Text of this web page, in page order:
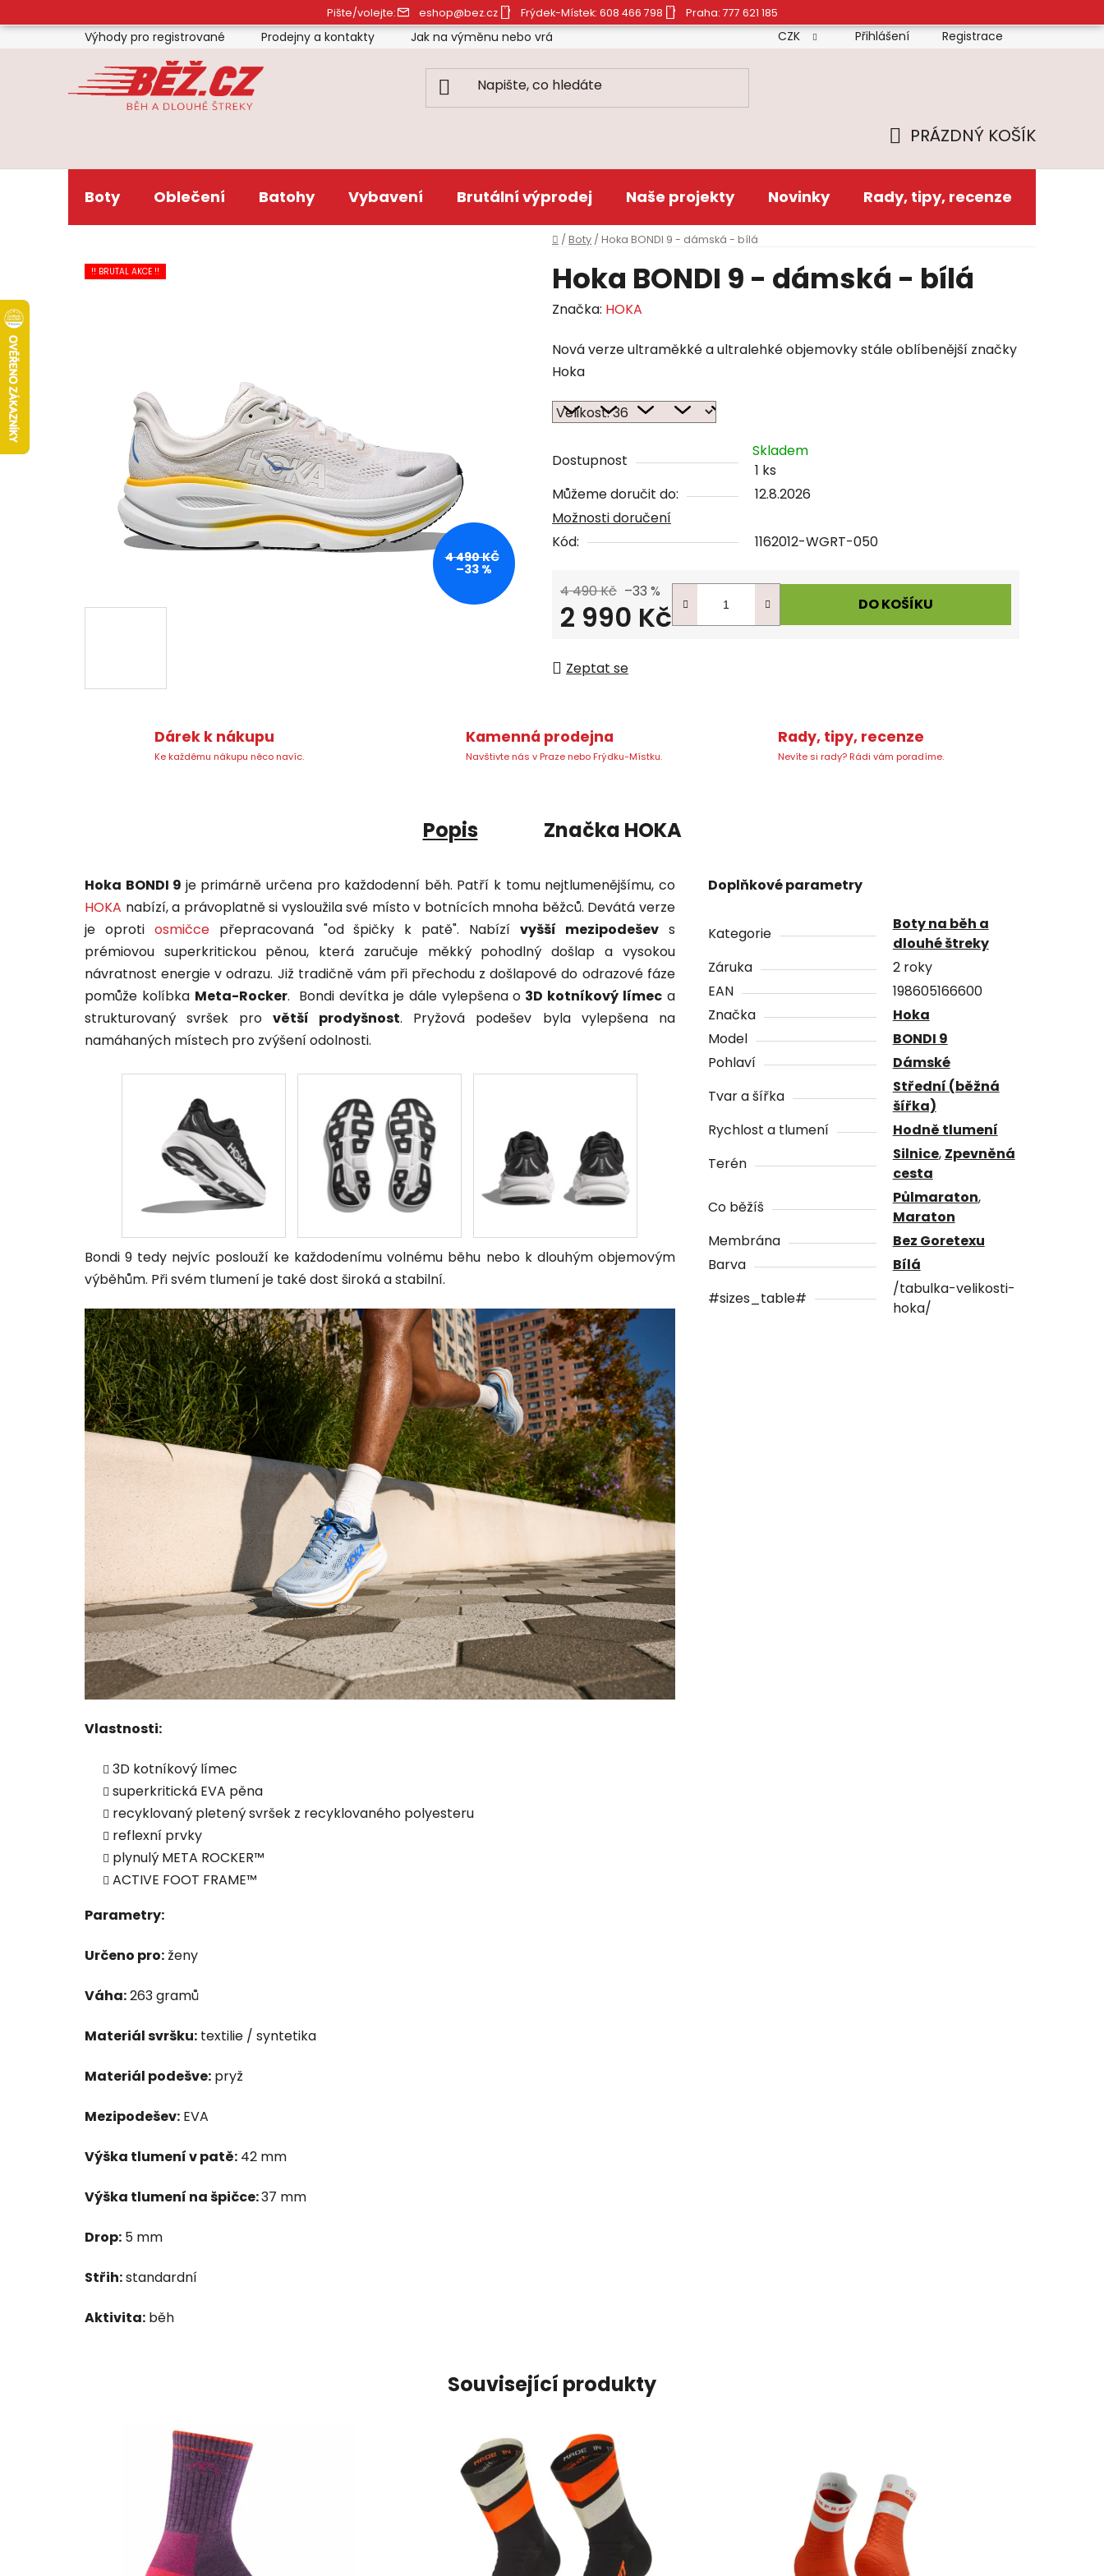
na
obsah
Pište/volejte: eshop@bez.cz Frýdek-Místek: 608 466 798 Praha: 777 621 185
Výhody pro registrované Prodejny a kontakty Jak na výměnu nebo vrácení zboží Doprava Platba Reklamační řád
CZK Přihlášení Registrace
KOŠÍK
PRÁZDNÝ KOŠÍK
Boty Oblečení Batohy Vybavení Brutální výprodej Naše projekty Novinky Rady, tipy, recenze
Domů
/ Boty / Hoka BONDI 9 - dámská - bílá
Hoka BONDI 9 - dámská - bílá
Značka: HOKA
Nová verze ultraměkké a ultralehké objemovky stále oblíbenější značky
Hoka
Dostupnost
Skladem
1 ks
Můžeme doručit do:
12.8.2026
Možnosti doručení
Kód:
1162012-WGRT-050
4 490 Kč –33 %
2 990 Kč DO KOŠÍKU
Zeptat se
!! BRUTAL AKCE !!
4 490 KČ
–33 %
Dárek k nákupu
Ke každému nákupu něco navíc.
Kamenná prodejna
Navštivte nás v Praze nebo Frýdku-Místku.
Rady, tipy, recenze
Nevíte si rady? Rádi vám poradíme.
Popis Značka HOKA
Hoka BONDI 9 je primárně určena pro každodenní běh. Patří k tomu nejtlumenějšímu, co
HOKA nabízí, a právoplatně si vysloužila své místo v botnících mnoha běžců. Devátá verze
je oproti osmičcepřepracovaná "od špičky k patě". Nabízí vyšší mezipodeševs
prémiovou superkritickou pěnou, která zaručuje měkký pohodlný došlap a vysokou
návratnost energie v odrazu. Již tradičně vám při přechodu z došlapové do odrazové fáze
pomůže kolíbka Meta-Rocker. Bondi devítka je dále vylepšena o 3D kotníkový límeca
strukturovaný svršek provětší prodyšnost. Pryžová podešev byla vylepšena na
namáhaných místech pro zvýšení odolnosti.
Bondi 9 tedy nejvíc poslouží ke každodenímu volnému běhu nebo k dlouhým objemovým
výběhům. Při svém tlumení je také dost široká a stabilní.
Vlastnosti:
3D kotníkový límec
superkritická EVA pěna
recyklovaný pletený svršek z recyklovaného polyesteru
reflexní prvky
plynulý META ROCKER™
ACTIVE FOOT FRAME™
Parametry:
Určeno pro: ženy
Váha:263 gramů
Materiál svršku: textilie / syntetika
Materiál podešve: pryž
Mezipodešev: EVA
Výška tlumení v patě: 42 mm
Výška tlumení na špičce:37 mm
Drop: 5 mm
Střih:standardní
Aktivita: běh
Doplňkové parametry
Kategorie
Boty na běh a
dlouhé štreky
Záruka
2 roky
EAN
198605166600
Značka
Hoka
Model
BONDI 9
Pohlaví
Dámské
Tvar a šířka
Střední (běžná
šířka)
Rychlost a tlumení
Hodně tlumení
Terén
Silnice, Zpevněná
cesta
Co běžíš
Půlmaraton,
Maraton
Membrána
Bez Goretexu
Barva
Bílá
#sizes_table#
/tabulka-velikosti-
hoka/
Související produkty